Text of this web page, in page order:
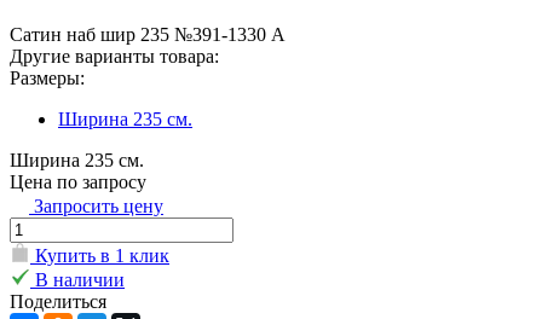
Сатин наб шир 235 №391-1330 А
Другие варианты товара:
Размеры:
Ширина 235 см.
Ширина 235 см.
Цена по запросу
Запросить цену
Купить в 1 клик
В наличии
Поделиться